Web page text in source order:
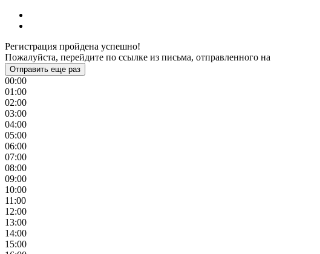
Регистрация пройдена успешно!
Пожалуйста, перейдите по ссылке из письма, отправленного на
Отправить еще раз
00:00
01:00
02:00
03:00
04:00
05:00
06:00
07:00
08:00
09:00
10:00
11:00
12:00
13:00
14:00
15:00